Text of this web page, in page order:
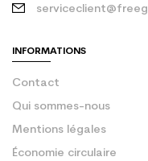
INFORMATIONS
Contact
Qui sommes-nous
Mentions légales
Économie circulaire